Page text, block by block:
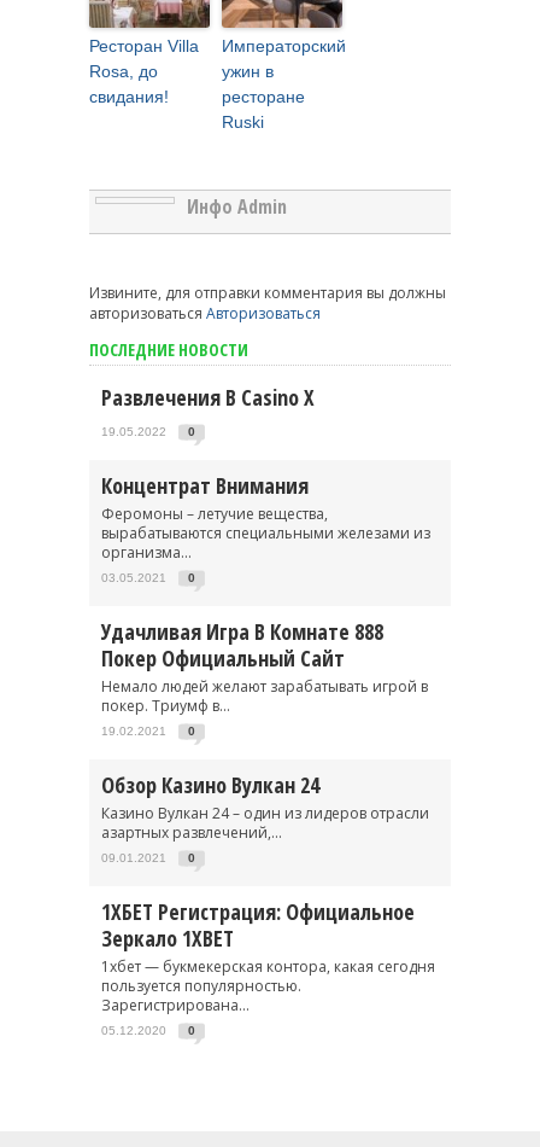
Ресторан Villa
Rosa, до
свидания!
Императорский
ужин в
ресторане
Ruski
Инфо Admin
Извините, для отправки комментария вы должны
авторизоваться Авторизоваться
ПОСЛЕДНИЕ НОВОСТИ
Развлечения В Casino X
19.05.2022 0
Концентрат Внимания
Феромоны – летучие вещества,
вырабатываются специальными железами из
организма...
03.05.2021 0
Удачливая Игра В Комнате 888
Покер Официальный Сайт
Немало людей желают зарабатывать игрой в
покер. Триумф в...
19.02.2021 0
Обзор Казино Вулкан 24
Казино Вулкан 24 – один из лидеров отрасли
азартных развлечений,...
09.01.2021 0
1ХБЕТ Регистрация: Официальное
Зеркало 1XBET
1хбет — букмекерская контора, какая сегодня
пользуется популярностью.
Зарегистрирована...
05.12.2020 0